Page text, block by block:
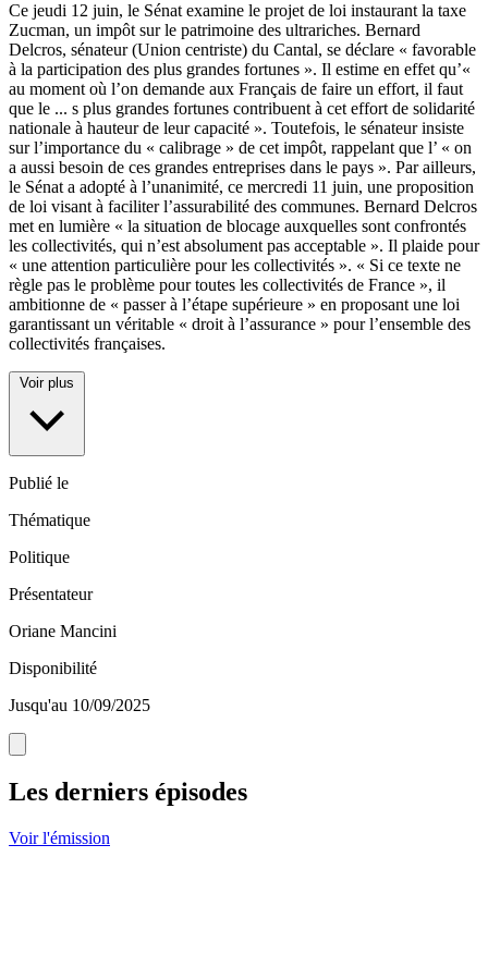
Ce jeudi 12 juin, le Sénat examine le projet de loi instaurant la taxe
Zucman, un impôt sur le patrimoine des ultrariches. Bernard
Delcros, sénateur (Union centriste) du Cantal, se déclare « favorable
à la participation des plus grandes fortunes ». Il estime en effet qu’«
au moment où l’on demande aux Français de faire un effort, il faut
que le ... s plus grandes fortunes contribuent à cet effort de solidarité
nationale à hauteur de leur capacité ». Toutefois, le sénateur insiste
sur l’importance du « calibrage » de cet impôt, rappelant que l’ « on
a aussi besoin de ces grandes entreprises dans le pays ». Par ailleurs,
le Sénat a adopté à l’unanimité, ce mercredi 11 juin, une proposition
de loi visant à faciliter l’assurabilité des communes. Bernard Delcros
met en lumière « la situation de blocage auxquelles sont confrontés
les collectivités, qui n’est absolument pas acceptable ». Il plaide pour
« une attention particulière pour les collectivités ». « Si ce texte ne
règle pas le problème pour toutes les collectivités de France », il
ambitionne de « passer à l’étape supérieure » en proposant une loi
garantissant un véritable « droit à l’assurance » pour l’ensemble des
collectivités françaises.
Voir plus
Publié le
Thématique
Politique
Présentateur
Oriane Mancini
Disponibilité
Jusqu'au 10/09/2025
Les derniers épisodes
Voir l'émission